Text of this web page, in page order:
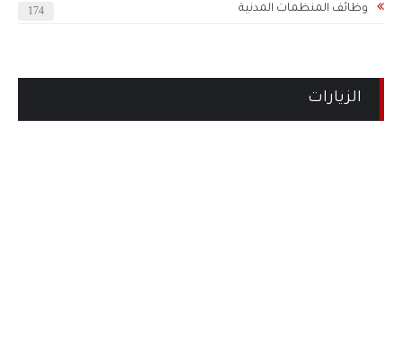
وظائف المنظمات المدنية 174
الزيارات